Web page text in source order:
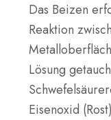
Das Beizen
Reaktion
Lösung
Schwefelsäure
Eisenoxid (Rost)